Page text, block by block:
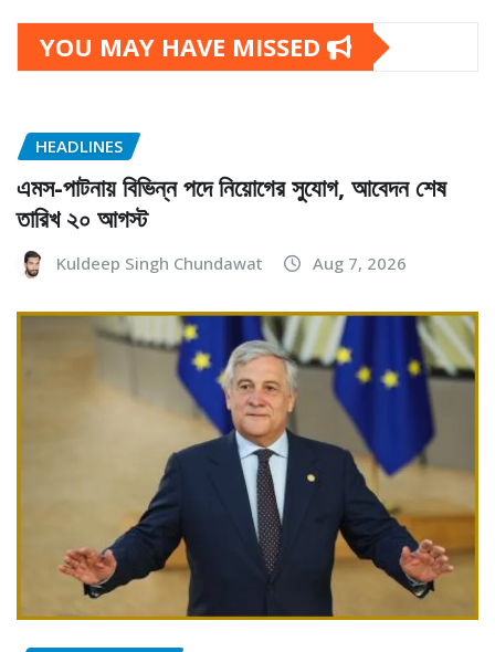
YOU MAY HAVE MISSED
HEADLINES
এমস-পাটনায় বিভিন্ন পদে নিয়োগের সুযোগ, আবেদন শেষ
তারিখ ২০ আগস্ট
Kuldeep Singh Chundawat Aug 7, 2026